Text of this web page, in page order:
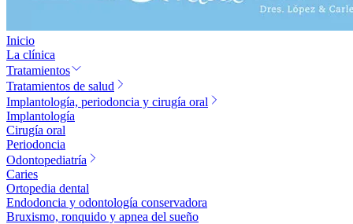
Inicio
La clínica
Tratamientos
Tratamientos de salud
Implantología, periodoncia y cirugía oral
Implantología
Cirugía oral
Periodoncia
Odontopediatría
Caries
Ortopedia dental
Endodoncia y odontología conservadora
Bruxismo, ronquido y apnea del sueño